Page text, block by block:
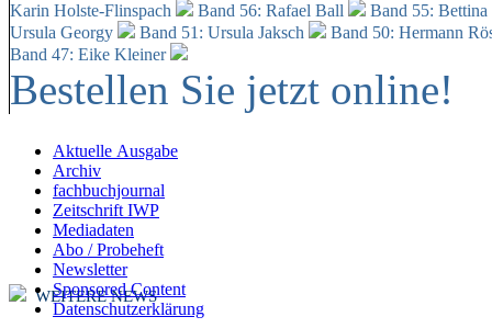
Karin Holste-Flinspach
Band 56: Rafael Ball
Band 55:
Ursula Georgy
Band 51: Ursula Jaksch Band 50: Hermann
Band 47: Eike Kleiner
Bestellen Sie jetzt online!
Aktuelle Ausgabe
Archiv
fachbuchjournal
Zeitschrift IWP
Mediadaten
Abo / Probeheft
Newsletter
Sponsored Content
Datenschutzerklärung
WEITERE NEWS